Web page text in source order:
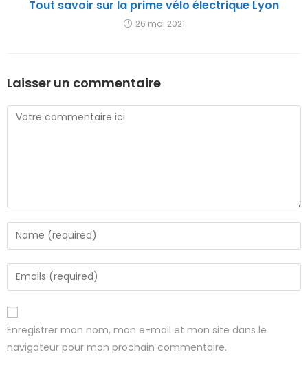
Tout savoir sur la prime vélo électrique Lyon
26 mai 2021
Laisser un commentaire
Enregistrer mon nom, mon e-mail et mon site dans le
navigateur pour mon prochain commentaire.